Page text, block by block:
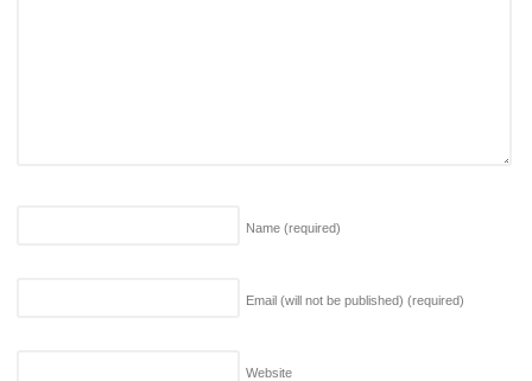
Name (required)
Email (will not be published) (required)
Website